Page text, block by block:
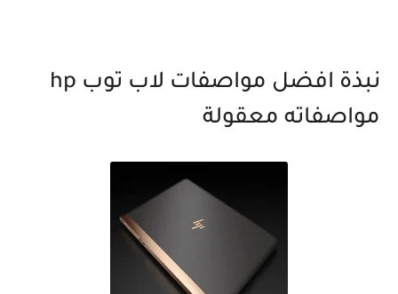
نبذة افضل مواصفات لاب توب hp
مواصفاته معقولة